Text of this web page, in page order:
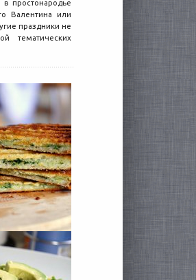
простонародье
Валентина или
праздники не
тематических